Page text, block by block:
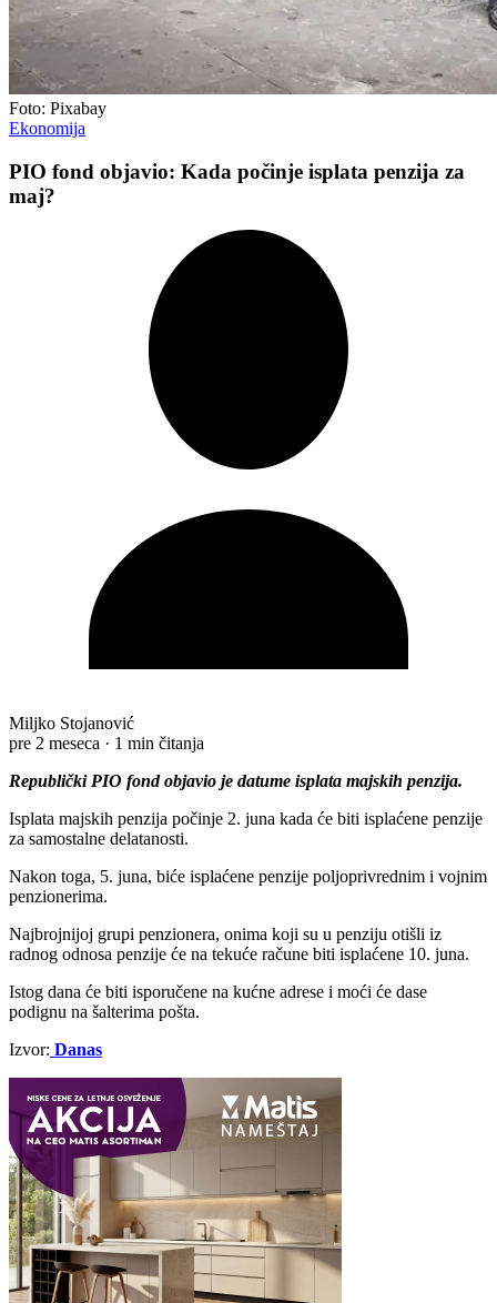
Foto: Pixabay
Ekonomija
PIO fond objavio: Kada počinje isplata penzija za
maj?
Miljko Stojanović
pre 2 meseca · 1 min čitanja
Republički PIO fond objavio je datume isplata majskih penzija.
Isplata majskih penzija počinje 2. juna kada će biti isplaćene penzije
za samostalne delatanosti.
Nakon toga, 5. juna, biće isplaćene penzije poljoprivrednim i vojnim
penzionerima.
Najbrojnijoj grupi penzionera, onima koji su u penziju otišli iz
radnog odnosa penzije će na tekuće račune biti isplaćene 10. juna.
Istog dana će biti isporučene na kućne adrese i moći će dase
podignu na šalterima pošta.
Izvor: Danas